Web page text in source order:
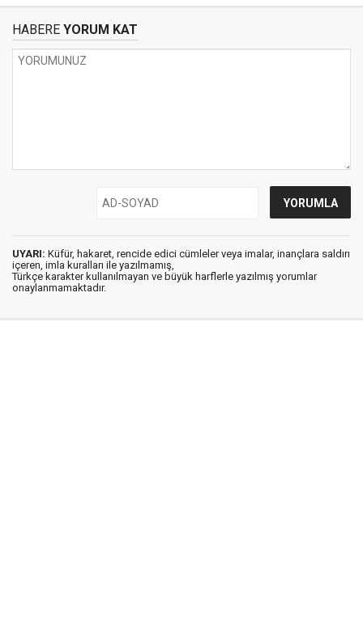
HABERE YORUM KAT
UYARI: Küfür, hakaret, rencide edici cümleler veya imalar, inançlara saldırı
içeren, imla kuralları ile yazılmamış,
Türkçe karakter kullanılmayan ve büyük harflerle yazılmış yorumlar
onaylanmamaktadır.